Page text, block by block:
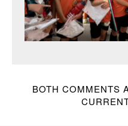
BOTH COMMENTS